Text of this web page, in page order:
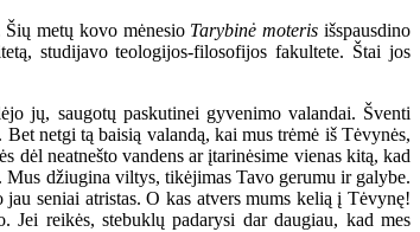
metų kovo mėnesio Tarybinė moteris išspausdino
studijavo teologijos-filosofijos fakultete. Štai jos
jų, saugotų paskutinei gyvenimo valandai. Šventi
netgi tą baisią valandą, kai mus trėmė iš Tėvynės,
neatnešto vandens ar įtarinėsime vienas kitą, kad
Mus džiugina viltys, tikėjimas Tavo gerumu ir galybe.
seniai atristas. O kas atvers mums kelią į Tėvynę!
reikės, stebuklų padarysi dar daugiau, kad mes